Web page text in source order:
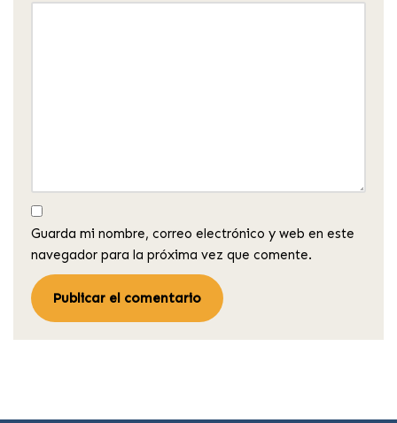
Guarda mi nombre, correo electrónico y web en este
navegador para la próxima vez que comente.